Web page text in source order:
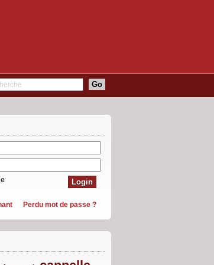
Perdu mot de passe ?